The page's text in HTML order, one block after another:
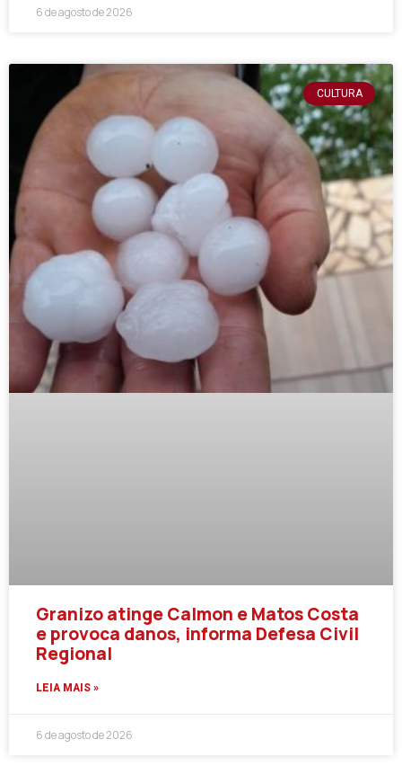
6 de agosto de 2026
CULTURA
Granizo atinge Calmon e Matos Costa
e provoca danos, informa Defesa Civil
Regional
LEIA MAIS »
6 de agosto de 2026